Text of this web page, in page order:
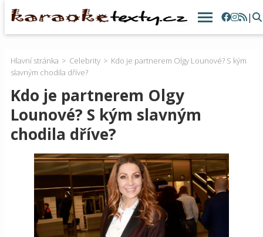
|
Hlavní stránka Celebrity
Kdo je partnerem Olgy Lounové? S kým
slavným chodila dříve?
Kdo je partnerem Olgy
Lounové? S kým slavným
chodila dříve?